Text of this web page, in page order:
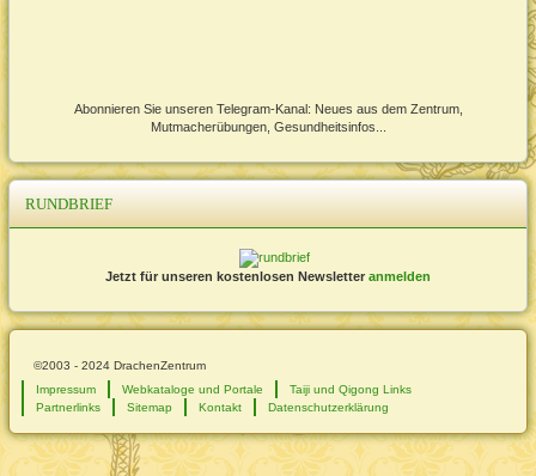
Abonnieren Sie unseren Telegram-Kanal: Neues aus dem Zentrum,
Mutmacherübungen, Gesundheitsinfos...
RUNDBRIEF
Jetzt für unseren kostenlosen Newsletter anmelden
©2003 - 2024 DrachenZentrum
Impressum
Webkataloge und Portale
Taiji und Qigong Links
Partnerlinks
Sitemap Kontakt Datenschutzerklärung